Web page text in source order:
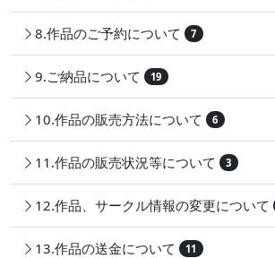
8.作品のご予約について 7
9.ご納品について 19
10.作品の販売方法について 6
11.作品の販売状況等について 3
12.作品、サークル情報の変更について
13.作品の送金について 11